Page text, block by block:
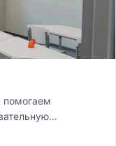
помогаем